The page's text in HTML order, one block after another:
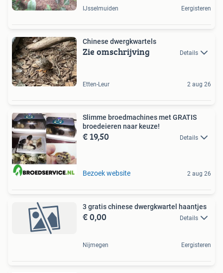
IJsselmuiden Eergisteren
Chinese dwergkwartels
Zie omschrijving Details
Etten-Leur 2 aug 26
Slimme broedmachines met GRATIS
broedeieren naar keuze!
€ 19,50 Details
Bezoek website 2 aug 26
3 gratis chinese dwergkwartel haantjes
€ 0,00 Details
Nijmegen Eergisteren